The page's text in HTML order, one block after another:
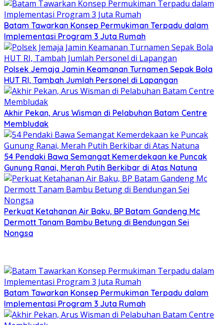
Batam Tawarkan Konsep Permukiman Terpadu dalam
Implementasi Program 3 Juta Rumah
Polsek Jemaja Jamin Keamanan Turnamen Sepak Bola
HUT RI, Tambah Jumlah Personel di Lapangan
Akhir Pekan, Arus Wisman di Pelabuhan Batam Centre
Membludak
54 Pendaki Bawa Semangat Kemerdekaan ke Puncak
Gunung Ranai, Merah Putih Berkibar di Atas Natuna
Perkuat Ketahanan Air Baku, BP Batam Gandeng Mc
Dermott Tanam Bambu Betung di Bendungan Sei
Nongsa
Batam Tawarkan Konsep Permukiman Terpadu dalam
Implementasi Program 3 Juta Rumah